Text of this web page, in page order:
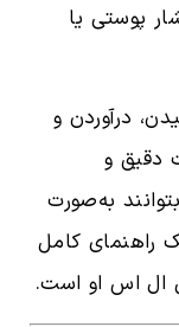
پوستی یا
درآوردن و
دقیق و
به‌صورت
راهنمای کامل
ال اس او است.